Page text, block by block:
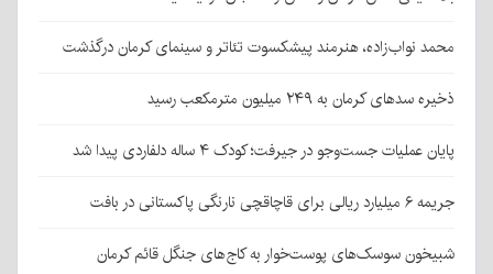
محمد نواب‌زاده، هنرمند پیشکسوت تئاتر و سینمای کرمان درگذشت
ذخیره سدهای کرمان به ۲۴۹ میلیون مترمکعب رسید
پایان عملیات جست‌وجو در جیرفت؛ کودک ۴ ساله دلفاردی پیدا شد
جریمه ۶ میلیارد ریالی برای قاچاقچی نارنگی پاکستانی در بافت
شبیخون سوسک‌های پوست‌خوار به کاج‌های جنگل قائم کرمان